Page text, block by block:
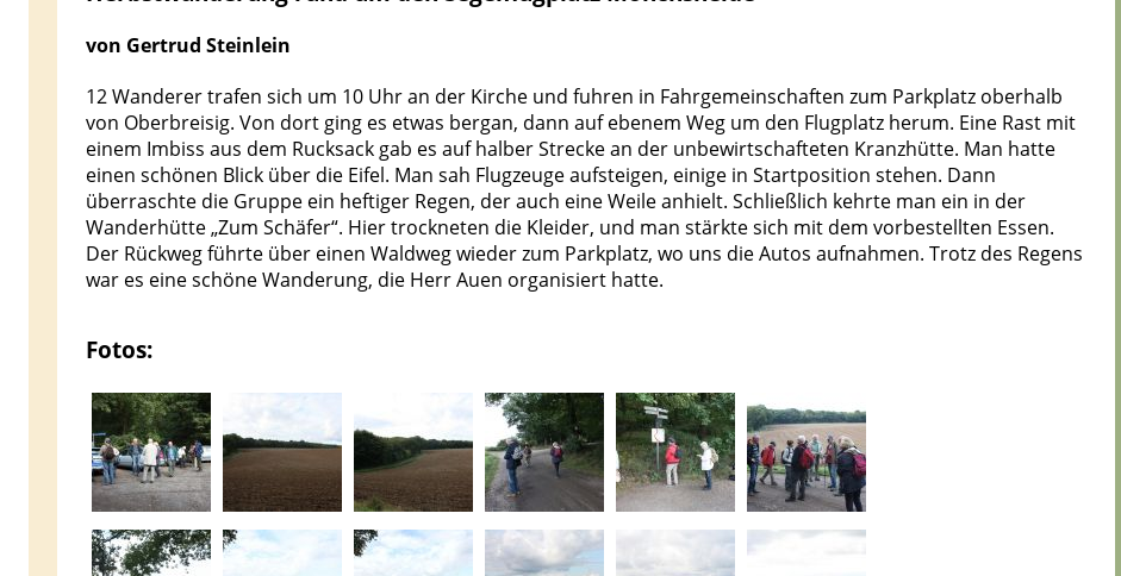
von Gertrud Steinlein
12 Wanderer trafen sich um 10 Uhr an der Kirche und fuhren in Fahrgemeinschaften zum Parkplatz oberhalb
von Oberbreisig. Von dort ging es etwas bergan, dann auf ebenem Weg um den Flugplatz herum. Eine Rast mit
einem Imbiss aus dem Rucksack gab es auf halber Strecke an der unbewirtschafteten Kranzhütte. Man hatte
einen schönen Blick über die Eifel. Man sah Flugzeuge aufsteigen, einige in Startposition stehen. Dann
überraschte die Gruppe ein heftiger Regen, der auch eine Weile anhielt. Schließlich kehrte man ein in der
Wanderhütte „Zum Schäfer“. Hier trockneten die Kleider, und man stärkte sich mit dem vorbestellten Essen.
Der Rückweg führte über einen Waldweg wieder zum Parkplatz, wo uns die Autos aufnahmen. Trotz des Regens
war es eine schöne Wanderung, die Herr Auen organisiert hatte.
Fotos: